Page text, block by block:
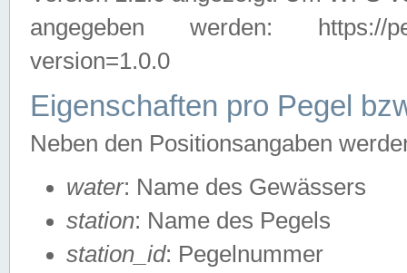
angegeben werden: https://
version=1.0.0
Eigenschaften pro Pegel
Neben den Positionsangaben
water: Name des Gewässers
station: Name des Pegels
station_id: Pegelnummer